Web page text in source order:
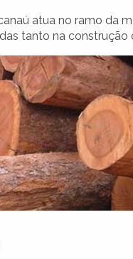
atua no ramo da
tanto na